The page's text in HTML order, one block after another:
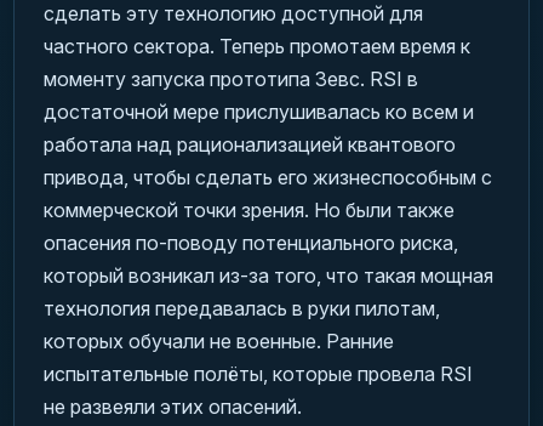
сделать эту технологию доступной для
частного сектора. Теперь промотаем время к
моменту запуска прототипа Зевс. RSI в
достаточной мере прислушивалась ко всем и
работала над рационализацией квантового
привода, чтобы сделать его жизнеспособным с
коммерческой точки зрения. Но были также
опасения по-поводу потенциального риска,
который возникал из-за того, что такая мощная
технология передавалась в руки пилотам,
которых обучали не военные. Ранние
испытательные полёты, которые провела RSI
не развеяли этих опасений.